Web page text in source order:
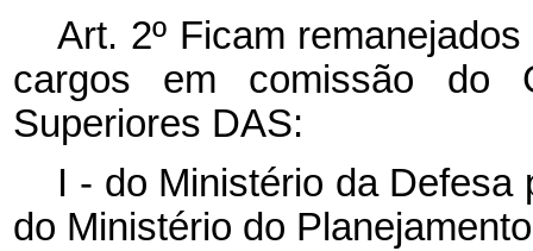
Art. 2º Ficam
cargos em comissão do
Superiores DAS:
I - do Ministério da
do Ministério do